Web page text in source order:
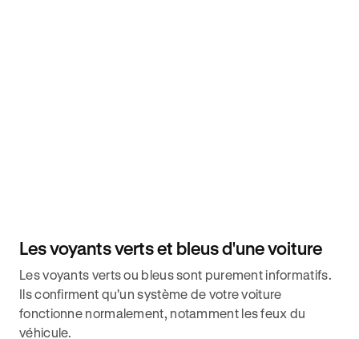
Les voyants verts et bleus d'une voiture
Les voyants verts ou bleus sont purement informatifs.
Ils confirment qu'un système de votre voiture
fonctionne normalement, notamment les feux du
véhicule.